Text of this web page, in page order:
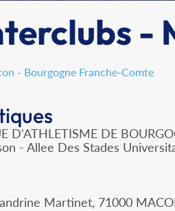
-
- Bourgogne Franche-Comte
D'ATHLETISME DE
- Allee Des Stades
Martinet, 71000